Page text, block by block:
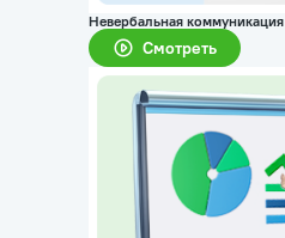
Невербальная коммуникация
Смотреть